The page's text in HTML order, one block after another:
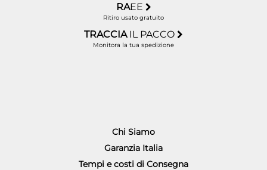
RAEE
Ritiro usato gratuito
TRACCIA IL PACCO
Monitora la tua spedizione
Chi Siamo
Garanzia Italia
Tempi e costi di Consegna